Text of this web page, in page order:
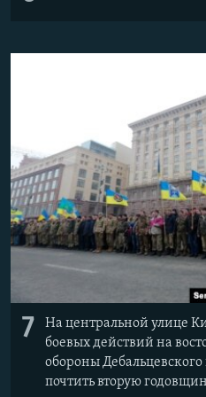
7
На центральной улице
боевых действий на
обороны
почтить вторую